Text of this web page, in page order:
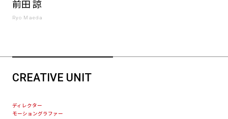
前田 諒
Ryo Maeda
CREATIVE UNIT
ディレクター
モーショングラファー